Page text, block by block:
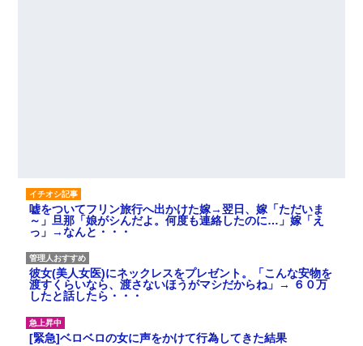
嘘をついてフリン旅行へ出かけた嫁→翌日、嫁「ただいま
～」旦那「娘がシんだよ。何度も連絡したのに…」嫁「え
っ」→なんと・・・
彼女(美人女医)にネックレスをプレゼント。「こんな安物を
渡すくらいなら、渡さないほうがマシだからね」→ ６０万
したと話したら・・・
[緊急]ベロベロの女に声をかけて行為してきた結果